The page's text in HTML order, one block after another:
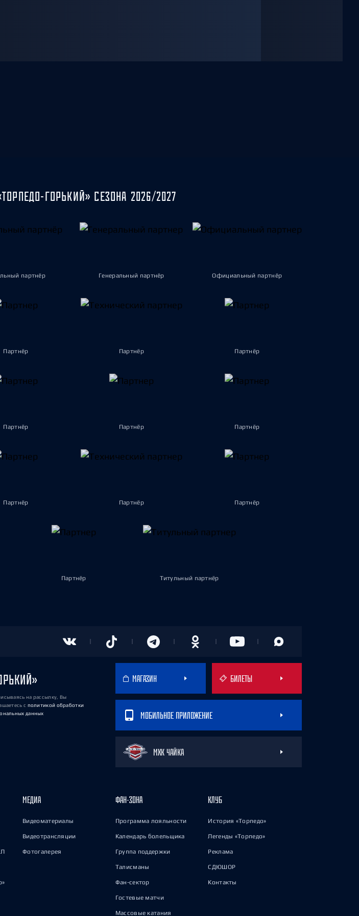
ГОРЬКИЙ» СЕЗОНА 2026/2027
партнёр Генеральный партнёр Официальный партнёр
Партнёр Партнёр Партнёр
Партнёр Партнёр Партнёр
Партнёр Партнёр Партнёр
Партнёр Титульный партнёр
на рассылку, Вы
с политикой обработки
данных
МАГАЗИН БИЛЕТЫ
МОБИЛЬНОЕ ПРИЛОЖЕНИЕ
МХК ЧАЙКА
МЕДИА
Видеоматериалы
Видеотрансляции
Фотогалерея
ФАН-ЗОНА
Программа лояльности
Календарь болельщика
Группа поддержки
Талисманы
Фан-сектор
Гостевые матчи
Массовые катания
КЛУБ
История «Торпедо»
Легенды «Торпедо»
Реклама
СДЮШОР
Контакты